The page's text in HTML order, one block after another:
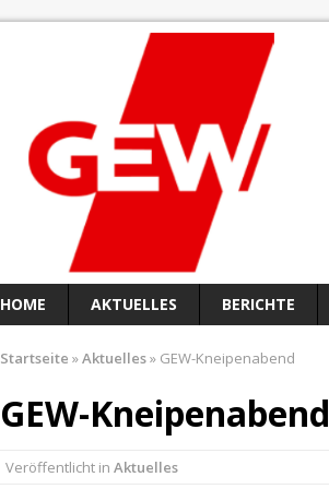
HOME AKTUELLES BERICHTE
Startseite »Aktuelles» GEW-Kneipenabend
GEW-Kneipenabend
Veröffentlicht in Aktuelles